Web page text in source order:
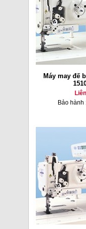
Máy may đế
Bảo hành